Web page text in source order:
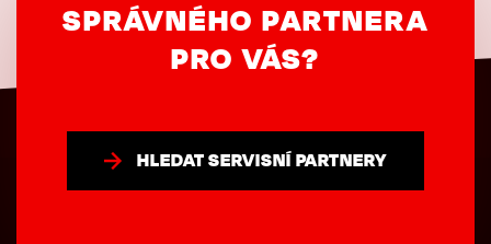
SPRÁVNÉHO PARTNERA
PRO VÁS?
HLEDAT SERVISNÍ PARTNERY